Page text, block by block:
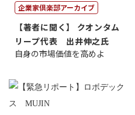
企業家倶楽部アーカイブ
【著者に聞く】 クオンタム
リープ代表 出井伸之氏
自身の市場価値を高めよ